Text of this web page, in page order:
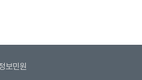
보민원